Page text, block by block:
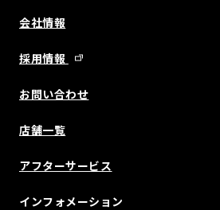
会社情報
採用情報
お問い合わせ
店舗一覧
アフターサービス
インフォメーション